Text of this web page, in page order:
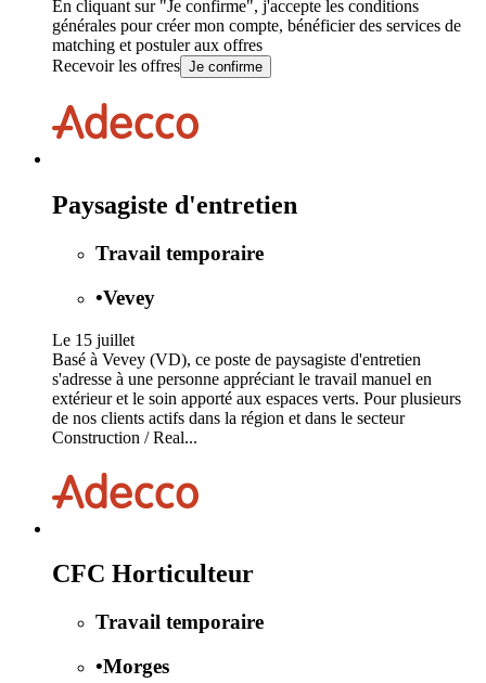
En cliquant sur "Je confirme", j'accepte les conditions
générales pour créer mon compte, bénéficier des services de
matching et postuler aux offres
Recevoir les offres Je confirme
Paysagiste d'entretien
Travail temporaire
•Vevey
Le 15 juillet
Basé à Vevey (VD), ce poste de paysagiste d'entretien
s'adresse à une personne appréciant le travail manuel en
extérieur et le soin apporté aux espaces verts. Pour plusieurs
de nos clients actifs dans la région et dans le secteur
Construction / Real...
CFC Horticulteur
Travail temporaire
•Morges